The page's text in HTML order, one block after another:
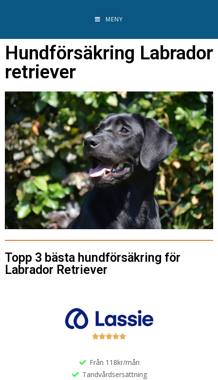
MENY
Hundförsäkring Labrador
retriever
Topp 3 bästa hundförsäkring för
Labrador Retriever

Från 118kr/mån
Tandvårdsersättning